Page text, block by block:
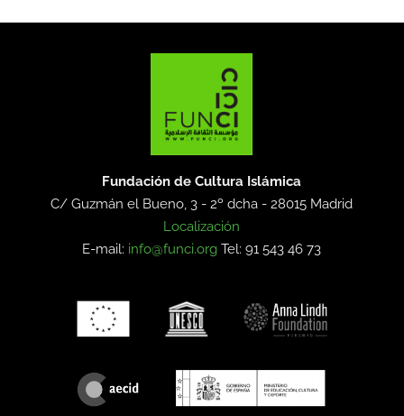
Fundación de Cultura Islámica
C/ Guzmán el Bueno, 3 - 2º dcha -28015 Madrid
Localización
E-mail: info@funci.org Tel: 91 543 46 73